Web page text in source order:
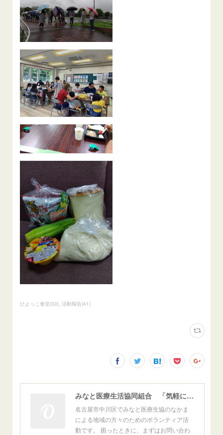
ひよっこ食堂(33) 活動報告(41)
みなと医療生活協同組合 「気軽にすけっと」 - 名古屋市中川区の地域型相互ボランティア
名古屋市中川区でみなと医療生協のなかま
による地域の方々のためのボランティア活
動です。 困ったときに、まずはお問い合わ